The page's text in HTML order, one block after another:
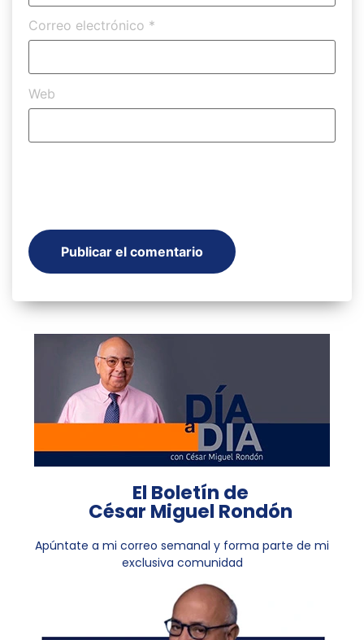
Correo electrónico *
Web
El Boletín de
César Miguel Rondón
Apúntate a mi correo semanal y forma parte de mi
exclusiva comunidad